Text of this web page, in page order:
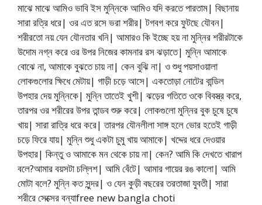
মাঝে মাঝে আমিও ভাবি ইস মুন্নিকে আমিও যদি করতে পারতাম| বিছানায়
সারা রত্রি ধরে| ওর এত রসে ভরা শরীর| টগবগ করে ফুটছে যৌবন|
শরীরতো নয় যেন যৌনতার খনি| আমারও কি ইচ্ছে হয় না মুন্নির শরীরটাকে
উদোম নগ্ন করে ওর উপর নিজের কামনার রস ঝড়াতে| মুন্নি আমাকে
বোঝে না, আমাকে বুঝতে চায় না| কেন বুঝি না| ও শুধু পয়সাওয়ালা
লোকগুলোর ক্ষিধে মেটায়| গাড়ী চড়ে আসে| একতোড়া নোটের বান্ডিল
উপহার দেয় মুন্নিকে| মুন্নি তাতেই খুশী| ঝড়ের গতিতে ওকে বিবস্ত্র করে,
তারপর ওর শরীরের উপর তান্ডব শুরু করে| লোকগুলো মুন্নির বুক চুষে চুষে
খায়| সারা রাত্রি ধরে করে| তারপর যৌনলীলা সাঙ্গ হলে ভোর হতেই গাড়ী
চড়ে ফিরে যায়| মুন্নি শুধু একটা চুমু খায় আমাকে| খদ্দের ধরে দেওয়ার
উপহার| কিন্তু ও আমাকে মন থেকে চায় না| কেন? আমি কি দেখতে খারাপ
বলে?আমার বয়সটা চল্লিশ| আমি বেঁটে| আমার গায়ের রঙ কালো| আমি
মোটা বলে? মুন্নি কত সুন্দর| ও যেন কুড়ী বছরের তরতাজা যুবতী| সারা
শরীরে সেক্সের বন্যাfree new bangla choti